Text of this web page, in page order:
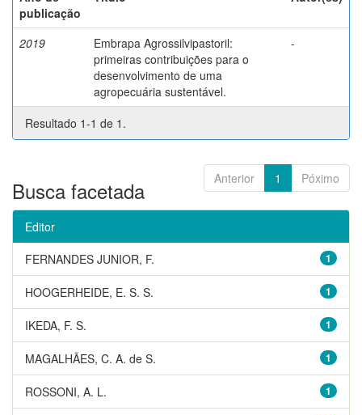
publicação
2019
Embrapa Agrossilvipastoril:
primeiras contribuições para o
desenvolvimento de uma
agropecuária sustentável.
-
Resultado 1-1 de 1.
Anterior 1 Póximo
Busca facetada
Editor
1
FERNANDES JUNIOR, F.
1
HOOGERHEIDE, E. S. S.
1
IKEDA, F. S.
1
MAGALHÃES, C. A. de S.
1
ROSSONI, A. L.